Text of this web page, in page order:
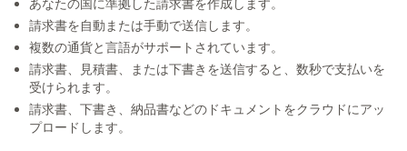
あなたの国に準拠した請求書を作成します。
請求書を自動または手動で送信します。
複数の通貨と言語がサポートされています。
請求書、見積書、または下書きを送信すると、数秒で支払いを
受けられます。
請求書、下書き、納品書などのドキュメントをクラウドにアッ
プロードします。